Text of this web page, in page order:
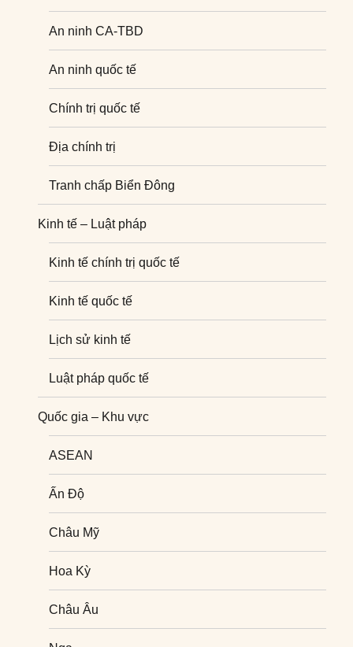
An ninh CA-TBD
An ninh quốc tế
Chính trị quốc tế
Địa chính trị
Tranh chấp Biển Đông
Kinh tế – Luật pháp
Kinh tế chính trị quốc tế
Kinh tế quốc tế
Lịch sử kinh tế
Luật pháp quốc tế
Quốc gia – Khu vực
ASEAN
Ấn Độ
Châu Mỹ
Hoa Kỳ
Châu Âu